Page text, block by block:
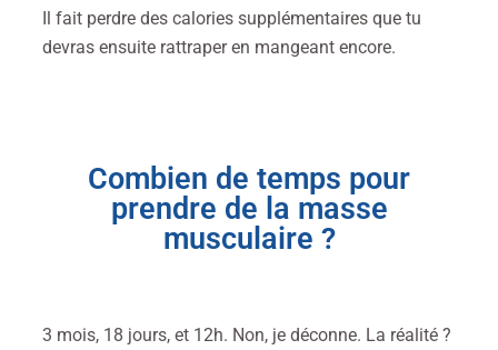
Il fait perdre des calories supplémentaires que tu
devras ensuite rattraper en mangeant encore.
Combien de temps pour
prendre de la masse
musculaire ?
3 mois, 18 jours, et 12h. Non, je déconne. La réalité ?